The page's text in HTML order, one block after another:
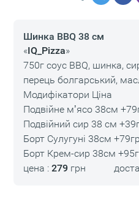
Шинка BBQ 38 см
«IQ_Pizza»
750г соус BBQ, шинка,
перець болгарський,
Модифікатори Ціна
Подвійне мʼясо 38см
Подвійний сир 38 см
Борт Сулугуні 38см
Борт Крем-сир 38см
цена : 279грн